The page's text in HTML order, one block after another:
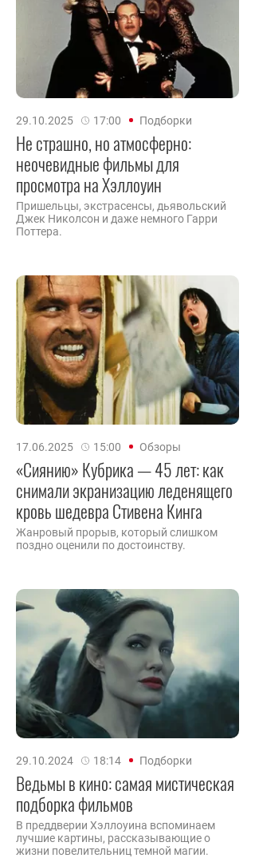
29.10.2025 17:00 Подборки
Не страшно, но атмосферно:
неочевидные фильмы для
просмотра на Хэллоуин
Пришельцы, экстрасенсы, дьявольский
Джек Николсон и даже немного Гарри
Поттера.
17.06.2025 15:00 Обзоры
«Сиянию» Кубрика — 45 лет: как
снимали экранизацию леденящего
кровь шедевра Стивена Кинга
Жанровый прорыв, который слишком
поздно оценили по достоинству.
29.10.2024 18:14 Подборки
Ведьмы в кино: самая мистическая
подборка фильмов
В преддверии Хэллоуина вспоминаем
лучшие картины, рассказывающие о
жизни повелительниц темной магии.